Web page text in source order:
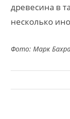
древесина в
несколько
Фото: Марк